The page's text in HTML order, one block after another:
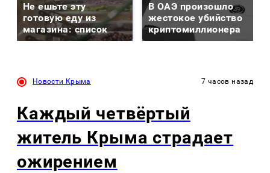
Не ешьте эту
готовую еду из
магазина: список
В ОАЭ произошло
жестокое убийство
криптомиллионера
Новости Крыма 7 часов назад
Каждый четвёртый
житель Крыма страдает
ожирением